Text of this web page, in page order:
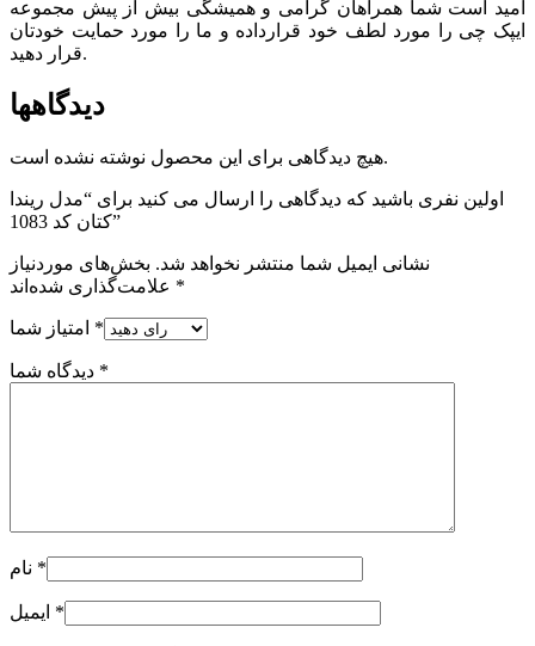
امید است شما همراهان گرامی و همیشگی بیش از پیش مجموعه
ایپک چی را مورد لطف خود قرارداده و ما را مورد حمایت خودتان
قرار دهید.
دیدگاهها
هیچ دیدگاهی برای این محصول نوشته نشده است.
اولین نفری باشید که دیدگاهی را ارسال می کنید برای “مدل ریندا
کتان کد 1083”
نشانی ایمیل شما منتشر نخواهد شد. بخش‌های موردنیاز
*
*
*
*
*